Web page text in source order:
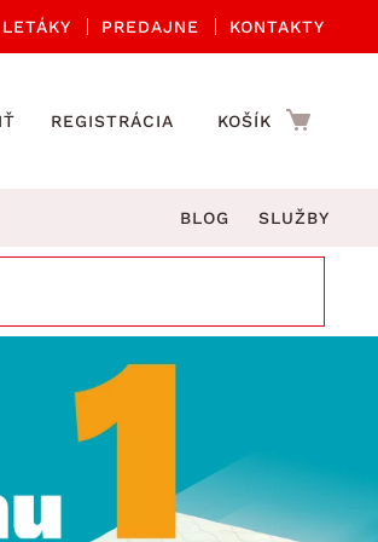
LETÁKY PREDAJNE KONTAKTY
REGISTRÁCIA KOŠÍK
Kuchynské príslušenstvo
Kuchynské doplnky
Kúpeľňové doplnky
Zobrazit vše
BLOG SLUŽBY